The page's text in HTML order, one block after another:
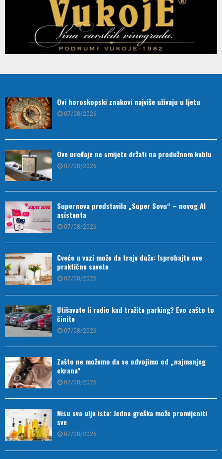
Ovi horoskopski znakovi najviše uživaju u ljetu
07/08/2026
Ove uređaje ne smijete držati na produžnom kablu
07/08/2026
Supernova predstavila „Super Sovu“ – novog AI
asistenta
07/08/2026
Cveće u vazi može da traje duže: Isprobajte ove
praktične savete
07/08/2026
Utišavate li radio kad tražite parking? Evo zašto to
činite
07/08/2026
Zašto ne možemo da se odvojimo od „najmanjeg
ekrana“
07/08/2026
Nisu sva ulja ista: Jedna greška može promijeniti
sve
07/08/2026